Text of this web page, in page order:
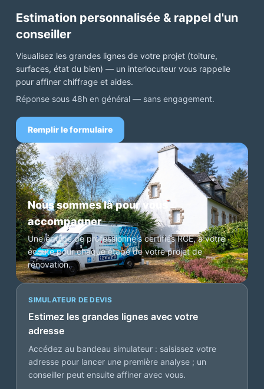
Estimation personnalisée & rappel d'un
conseiller
Visualisez les grandes lignes de votre projet (toiture,
surfaces, état du bien) — un interlocuteur vous rappelle
pour affiner chiffrage et aides.
Réponse sous 48h en général — sans engagement.
Remplir le formulaire
Nous sommes là pour vous
accompagner
Une équipe de professionnels certifiés RGE, à votre
écoute pour chaque étape de votre projet de
rénovation.
SIMULATEUR DE DEVIS
Estimez les grandes lignes avec votre
adresse
Accédez au bandeau simulateur : saisissez votre
adresse pour lancer une première analyse ; un
conseiller peut ensuite affiner avec vous.